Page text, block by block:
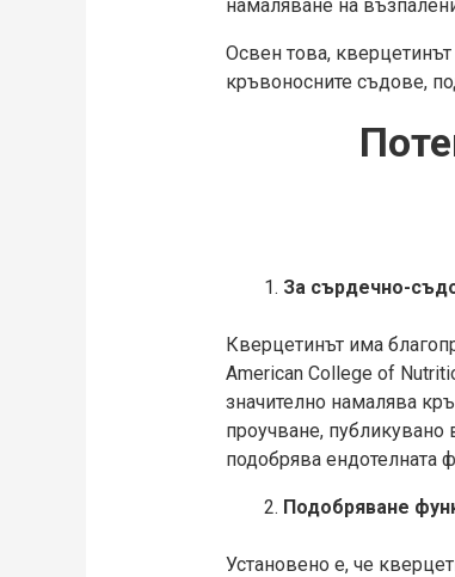
намаляване на
Освен това,
кръвоносните съдове,
За сърдечно-
Кверцетинът има
American College of
значително намалява
проучване, публикувано
подобрява ендотелната
Подобряване
Установено е, че